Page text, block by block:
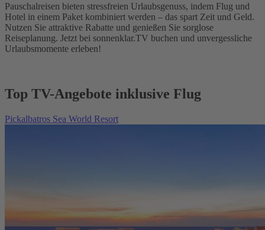
Pauschalreisen bieten stressfreien Urlaubsgenuss, indem Flug und
Hotel in einem Paket kombiniert werden – das spart Zeit und Geld.
Nutzen Sie attraktive Rabatte und genießen Sie sorglose
Reiseplanung. Jetzt bei sonnenklar.TV buchen und unvergessliche
Urlaubsmomente erleben!
Top TV-Angebote inklusive Flug
Pickalbatros Sea World Resort